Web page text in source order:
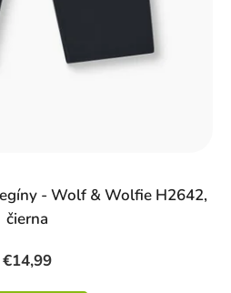
- Wolf & Wolfie H2642,
čierna
€14,99